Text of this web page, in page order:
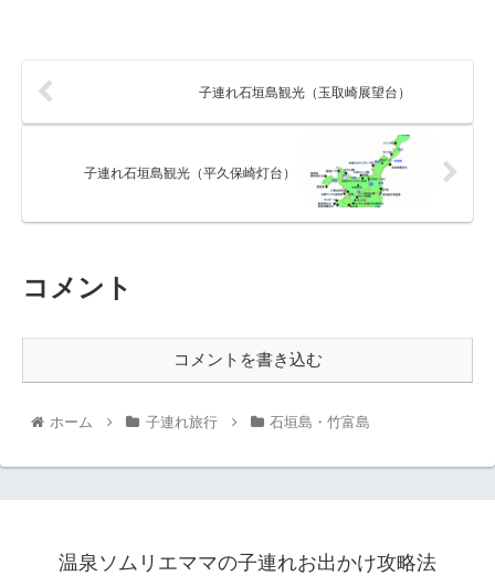
子連れ石垣島観光（玉取崎展望台）
子連れ石垣島観光（平久保崎灯台）
コメント
コメントを書き込む
ホーム 子連れ旅行 石垣島・竹富島
温泉ソムリエママの子連れお出かけ攻略法